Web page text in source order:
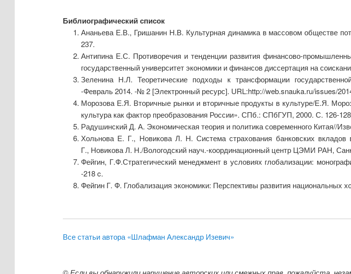
Библиографический список
Ананьева Е.В., Гришанин Н.В. Культурная динамика в массовом обществе
237.
Антипина Е.С. Противоречия и тенденции развития финансово-
государственный университет экономики и финансов диссертация на
Зеленина Н.Л. Теоретические подходы к трансформации
-Февраль 2014. -№ 2 [Электронный ресурс]. URL:http://web.snauka.ru/issues/
Морозова Е.Я. Вторичные рынки и вторичные продукты в культуре/Е.Я.
культура как фактор преобразования России». СПб.: СПбГУП, 2000. С. 126-
Радушинский Д. А. Экономическая теория и политика современного Китая//
Хольнова Е. Г., Новикова Л. Н. Система страхования банковских
Г., Новикова Л. Н./Вологодский науч.-координационный центр ЦЭМИ РАН,
Фейгин, Г.Ф.Стратегический менеджмент в условиях глобализации:
-218 c.
Фейгин Г. Ф. Глобализация экономики: Перспективы развития национальных
Все статьи автора «Шлафман Александр Изевич»